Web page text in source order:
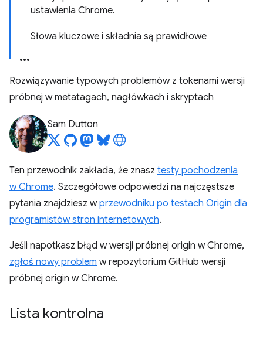
ustawienia Chrome.
Słowa kluczowe i składnia są prawidłowe
Rozwiązywanie typowych problemów z tokenami wersji
próbnej w metatagach, nagłówkach i skryptach
Sam Dutton
Ten przewodnik zakłada, że znasz testy pochodzenia
w Chrome. Szczegółowe odpowiedzi na najczęstsze
pytania znajdziesz wprzewodniku po testach Origin dla
programistów stron internetowych.
Jeśli napotkasz błąd w wersji próbnej origin w Chrome,
zgłoś nowy problem w repozytorium GitHub wersji
próbnej origin w Chrome.
Lista kontrolna